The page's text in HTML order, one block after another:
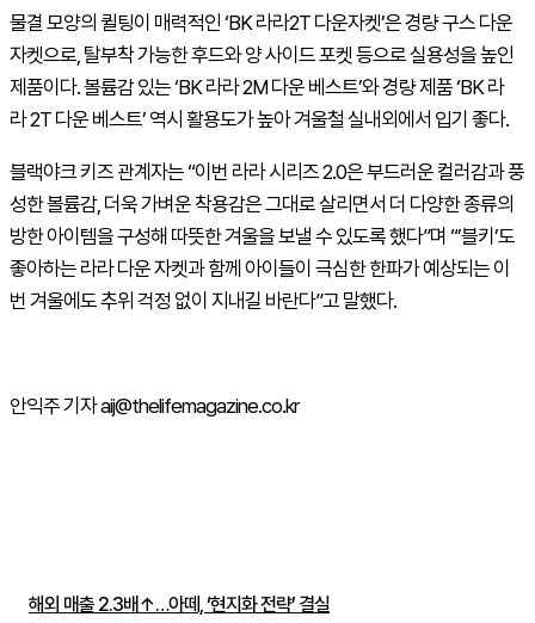
해외 매출 2.3배↑…아떼, ‘현지화 전략’ 결실
물결 모양의 퀼팅이 매력적인 ‘BK라라2T 다운자켓’은 경량 구스 다운
자켓으로, 탈부착 가능한 후드와 양 사이드 포켓 등으로 실용성을 높인
제품이다.볼륨감 있는 ‘BK라라2M다운 베스트’와 경량 제품 ‘BK라
라2T 다운 베스트’ 역시 활용도가 높아 겨울철 실내외에서 입기 좋다.
블랙야크 키즈 관계자는 “이번 라라 시리즈2.0은 부드러운 컬러감과 풍
성한 볼륨감, 더욱 가벼운 착용감은 그대로 살리면서 더 다양한 종류의
방한 아이템을 구성해 따뜻한 겨울을 보낼 수 있도록 했다”며 “’블키’도
좋아하는 라라 다운 자켓과 함께 아이들이 극심한 한파가 예상되는 이
번 겨울에도 추위 걱정 없이 지내길 바란다”고 말했다.
안익주 기자 aij@thelifemagazine.co.kr